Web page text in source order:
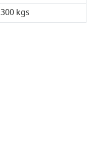
300 kgs